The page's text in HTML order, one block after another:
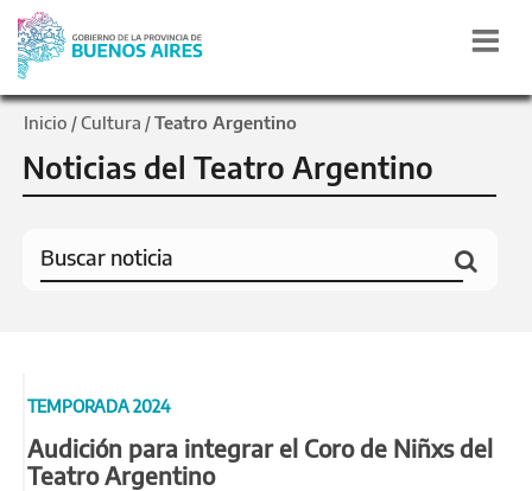
Inicio /Cultura /Teatro Argentino
Noticias del Teatro Argentino
TEMPORADA 2024
Audición para integrar el Coro de Niñxs del
Teatro Argentino